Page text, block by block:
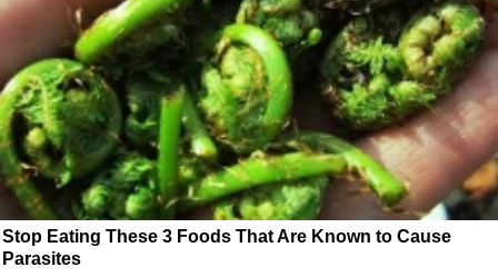
Stop Eating These 3 Foods That Are Known to Cause
Parasites